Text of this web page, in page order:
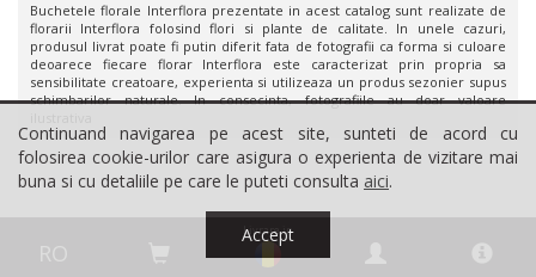
Buchetele florale Interflora prezentate in acest catalog sunt realizate de
florarii Interflora folosind flori si plante de calitate. In unele cazuri,
produsul livrat poate fi putin diferit fata de fotografii ca forma si culoare
deoarece fiecare florar Interflora este caracterizat prin propria sa
sensibilitate creatoare, experienta si utilizeaza un produs sezonier supus
schimbarilor naturale. In consecinta, fotografiile au doar valoare
Livrare in
Continuand navigarea pe acest site, sunteti de acord cu
folosirea cookie-urilor care asigura o experienta de vizitare mai
buna si cu detaliile pe care le puteti consulta aici.
Accept